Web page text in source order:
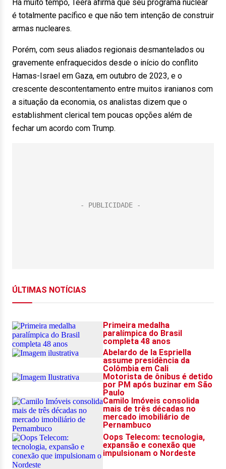
Há muito tempo, Teerã afirma que seu programa nuclear
é totalmente pacífico e que não tem intenção de construir
armas nucleares.
Porém, com seus aliados regionais desmantelados ou
gravemente enfraquecidos desde o início do conflito
Hamas-Israel em Gaza, em outubro de 2023, e o
crescente descontentamento entre muitos iranianos com
a situação da economia, os analistas dizem que o
establishment clerical tem poucas opções além de
fechar um acordo com Trump.